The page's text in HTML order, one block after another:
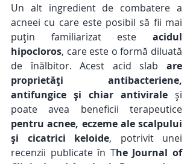
Un alt ingredient de combatere a
acneei cu care este posibil să fii mai
puțin familiarizat este acidul
hipocloros, care este o formă diluată
de înălbitor. Acest acid slab are
proprietăți antibacteriene,
antifungice și chiar antivirale și
pentru acnee, eczeme ale scalpului
și cicatrici keloide, potrivit unei
recenzii publicate în The Journal of